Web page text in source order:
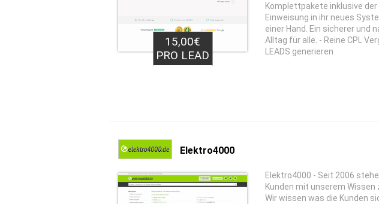
15,00€
PRO LEAD
Komplettpakete inklusive
Einweisung in ihr neues
einer Hand. Ein sicherer und
Alltag für alle. - Reine CPL
LEADS generieren
Elektro4000
Elektro4000 - Seit 2006
Kunden mit unserem Wissen
Wir wissen was die Kunden